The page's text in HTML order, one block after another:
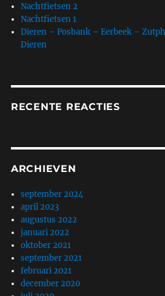
Nachtfietsen 2
Nachtfietsen 1
Dieren – Posbank – Eerbeek –
Dieren
RECENTE REACTIES
ARCHIEVEN
september 2024
april 2023
augustus 2022
januari 2022
oktober 2021
september 2021
februari 2021
december 2020